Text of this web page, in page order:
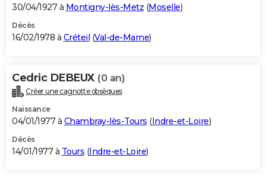
30/04/1927 à Montigny-lès-Metz (Moselle)
Décès
16/02/1978 à Créteil (Val-de-Marne)
Cedric DEBEUX (0 an)
Créer une cagnotte obsèques
Naissance
04/01/1977 à Chambray-lès-Tours (Indre-et-Loire)
Décès
14/01/1977 à Tours (Indre-et-Loire)